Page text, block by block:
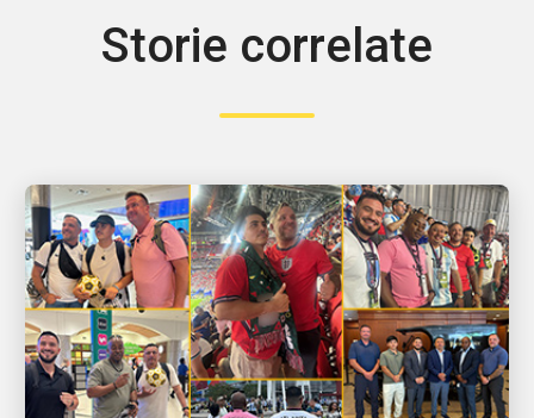
Storie correlate